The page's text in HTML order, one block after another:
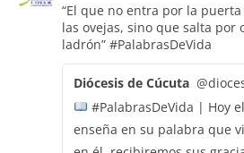
“El que no entra por la
las ovejas, sino que salta por
ladrón” #PalabrasDeVida
Diócesis de Cúcuta
#PalabrasDeVida | Hoy
enseña en su palabra que